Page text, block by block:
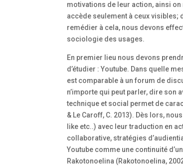
motivations de leur action, ainsi
accède seulement à ceux visibles;
remédier à cela, nous devons
sociologie des usages.
En premier lieu nous devons
d’étudier : Youtube. Dans quelle
est comparable à un forum de
n’importe qui peut parler, dire son
technique et social permet de
& Le Caroff, C. 2013). Dès lors,
like etc..) avec leur traduction en
collaborative, stratégies
Youtube comme une continuité
Rakotonoelina (Rakotonoelina,